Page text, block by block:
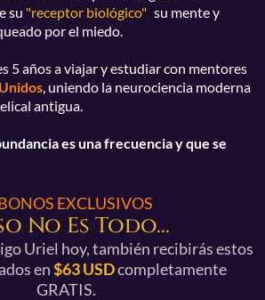
su "receptor biológico" (su mente y
por el miedo.
5 años a viajar y estudiar con mentores
, uniendo la neurociencia moderna
antigua.
es una frecuencia y que se
EXCLUSIVOS
No Es Todo...
Uriel hoy, también recibirás estos
en$63 USDcompletamente
GRATIS.